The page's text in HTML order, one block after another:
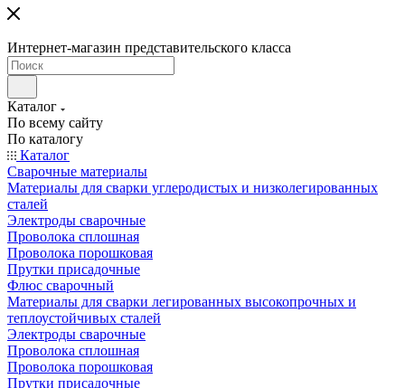
Интернет-магазин представительского класса
Каталог
По всему сайту
По каталогу
Каталог
Сварочные материалы
Материалы для сварки углеродистых и низколегированных
сталей
Электроды сварочные
Проволока сплошная
Проволока порошковая
Прутки присадочные
Флюс сварочный
Материалы для сварки легированных высокопрочных и
теплоустойчивых сталей
Электроды сварочные
Проволока сплошная
Проволока порошковая
Прутки присадочные